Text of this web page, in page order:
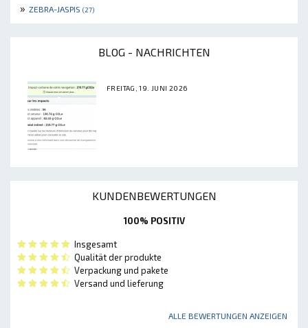
» ZEBRA-JASPIS (27)
BLOG - NACHRICHTEN
FREITAG, 19. JUNI 2026
KUNDENBEWERTUNGEN
100% POSITIV
Insgesamt
Qualität der produkte
Verpackung und pakete
Versand und lieferung
ALLE BEWERTUNGEN ANZEIGEN